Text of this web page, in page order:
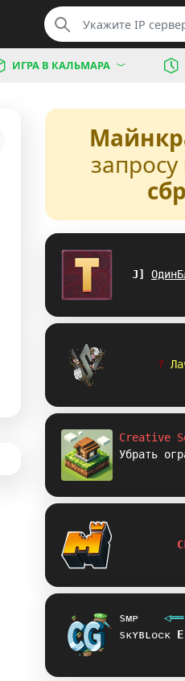
ИГРА В КАЛЬМАРА
запросу
AH
? Ла
Creative
Убрать
sᴍᴘ ◁══
sᴋʏʙʟᴏᴄᴋ Q